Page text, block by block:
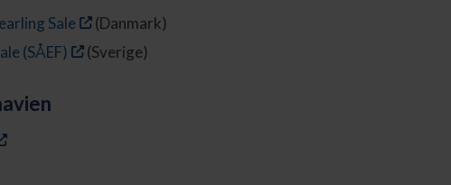
Sale
(Danmark)
(SÅEF)
(Sverige)